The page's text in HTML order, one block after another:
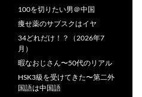
100を切りたい男＠中国
痩せ薬のサブスクはイヤ
34どれだけ！？（2026年7
月）
暇なおじさん〜50代のリアル
HSK3級を受けてきた〜第二外
国語は中国語